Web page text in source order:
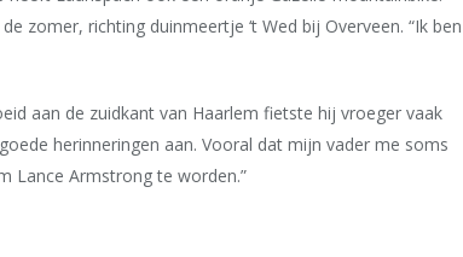
zomer, richting duinmeertje ‘t Wed bij Overveen. “Ik ben
aan de zuidkant van Haarlem fietste hij vroeger vaak
herinneringen aan. Vooral dat mijn vader me soms
Lance Armstrong te worden.”